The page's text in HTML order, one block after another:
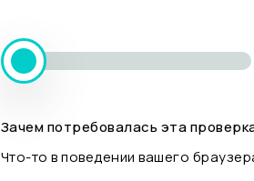
Зачем потребовалась эта
Что-то в поведении вашего